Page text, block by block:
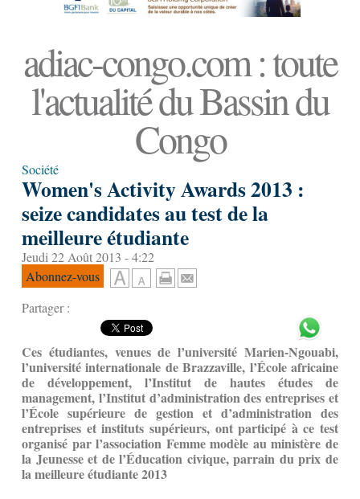
adiac-congo.com : toute
l'actualité du Bassin du
Congo
Société
Women's Activity Awards 2013 :
seize candidates au test de la
meilleure étudiante
Jeudi 22 Août 2013 - 4:22
Abonnez-vous
Partager :
Ces étudiantes, venues de l’université Marien-Ngouabi,
l’université internationale de Brazzaville, l’École africaine
de développement, l’Institut de hautes études de
management, l’Institut d’administration des entreprises et
l’École supérieure de gestion et d’administration des
entreprises et instituts supérieurs, ont participé à ce test
organisé par l’association Femme modèle au ministère de
la Jeunesse et de l’Éducation civique, parrain du prix de
la meilleure étudiante 2013